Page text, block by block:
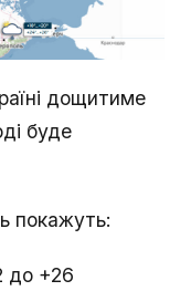
дощитиме
буде
покажуть:
до +26